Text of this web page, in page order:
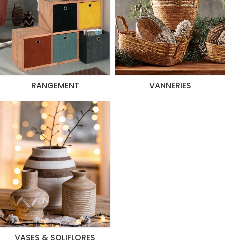
RANGEMENT VANNERIES
VASES & SOLIFLORES